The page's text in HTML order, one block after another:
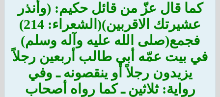
كما قال عزّ من قائل حكيم: (وأنذر
عشيرتك الاقربين)(الشعراء: 214)
فجمع(صلى الله عليه وآله وسلم)
في بيت عمّه أبي طالب أربعين رجلاً
يزيدون رجلاً أو ينقصونه ـ وفي
رواية: ثلاثين ـ كما رواه أصحاب